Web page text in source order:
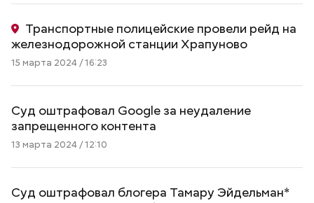
Транспортные полицейские провели рейд на
железнодорожной станции Храпуново
15 марта 2024 / 16:23
Суд оштрафовал Google за неудаление
запрещенного контента
13 марта 2024 / 12:10
Суд оштрафовал блогера Тамару Эйдельман*